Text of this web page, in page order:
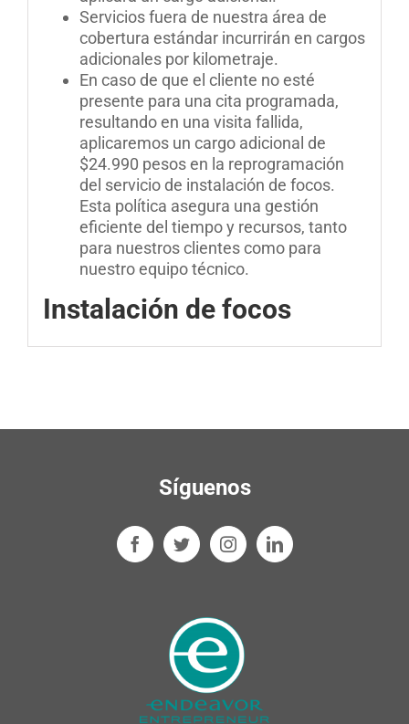
Servicios fuera de nuestra área de
cobertura estándar incurrirán en cargos
adicionales por kilometraje.
En caso de que el cliente no esté
presente para una cita programada,
resultando en una visita fallida,
aplicaremos un cargo adicional de
$24.990 pesos en la reprogramación
del servicio de instalación de focos.
Esta política asegura una gestión
eficiente del tiempo y recursos, tanto
para nuestros clientes como para
nuestro equipo técnico.
Instalación de focos
Síguenos